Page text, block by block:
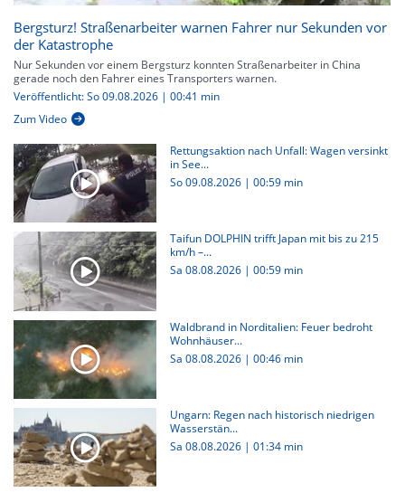
Bergsturz! Straßenarbeiter warnen Fahrer nur Sekunden vor
der Katastrophe
Nur Sekunden vor einem Bergsturz konnten Straßenarbeiter in China
gerade noch den Fahrer eines Transporters warnen.
Veröffentlicht: So 09.08.2026 | 00:41 min
Zum Video
Rettungsaktion nach Unfall: Wagen versinkt
in See...
So 09.08.2026 | 00:59 min
Taifun DOLPHIN trifft Japan mit bis zu 215
km/h –...
Sa 08.08.2026 | 00:59 min
Waldbrand in Norditalien: Feuer bedroht
Wohnhäuser...
Sa 08.08.2026 | 00:46 min
Ungarn: Regen nach historisch niedrigen
Wasserstän...
Sa 08.08.2026 | 01:34 min